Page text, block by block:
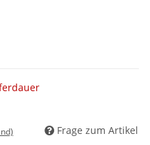
Frage zum Artikel